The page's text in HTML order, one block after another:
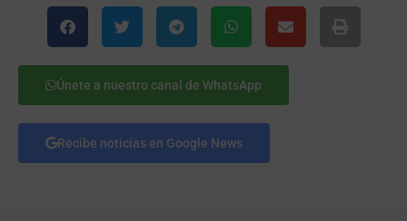
Únete a nuestro canal de WhatsApp
Recibe noticias en Google News